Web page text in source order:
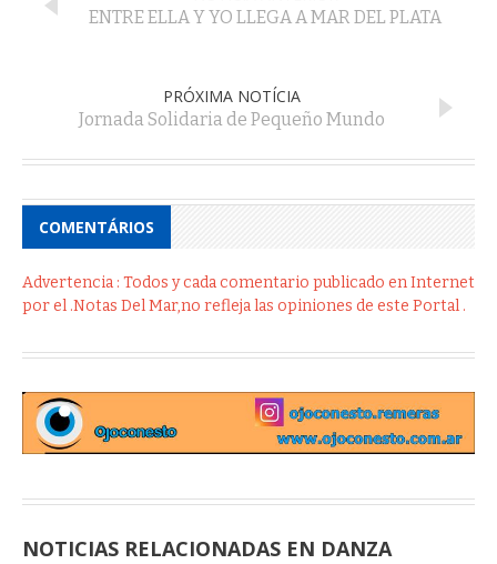
ENTRE ELLA Y YO LLEGA A MAR DEL PLATA
PRÓXIMA NOTÍCIA
Jornada Solidaria de Pequeño Mundo
COMENTÁRIOS
Advertencia : Todos y cada comentario publicado en Internet
por el .Notas Del Mar,no refleja las opiniones de este Portal .
NOTICIAS RELACIONADAS EN DANZA